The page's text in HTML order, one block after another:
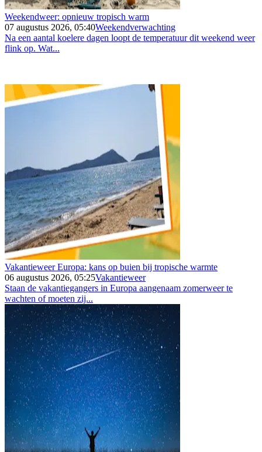
Weekendweer: opnieuw tropisch warm
07 augustus 2026, 05:40Weekendverwachting
Na een aantal koelere dagen loopt de temperatuur dit weekend weer
flink op. Wat...
Vakantieweer Europa: kans op buien bij tropische warmte
06 augustus 2026, 05:25Vakantieweer
Staan de vakantiegangers in Europa aangenaam zomerweer te
wachten of moeten zij...